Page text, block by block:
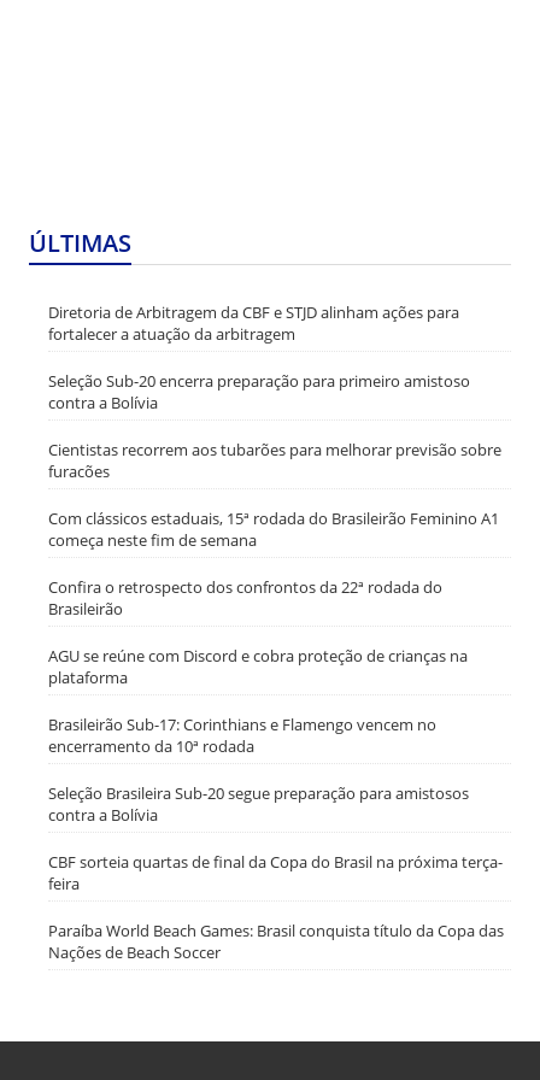
ÚLTIMAS
Diretoria de Arbitragem da CBF e STJD alinham ações para
fortalecer a atuação da arbitragem
Seleção Sub-20 encerra preparação para primeiro amistoso
contra a Bolívia
Cientistas recorrem aos tubarões para melhorar previsão sobre
furacões
Com clássicos estaduais, 15ª rodada do Brasileirão Feminino A1
começa neste fim de semana
Confira o retrospecto dos confrontos da 22ª rodada do
Brasileirão
AGU se reúne com Discord e cobra proteção de crianças na
plataforma
Brasileirão Sub-17: Corinthians e Flamengo vencem no
encerramento da 10ª rodada
Seleção Brasileira Sub-20 segue preparação para amistosos
contra a Bolívia
CBF sorteia quartas de final da Copa do Brasil na próxima terça-
feira
Paraíba World Beach Games: Brasil conquista título da Copa das
Nações de Beach Soccer